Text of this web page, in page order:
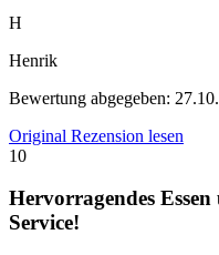
H
Henrik
Bewertung abgegeben:
Original Rezension lesen
10
Hervorragendes
Service!